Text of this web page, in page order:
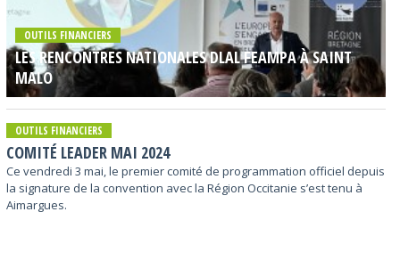
OUTILS FINANCIERS
LES RENCONTRES NATIONALES DLAL FEAMPA À SAINT
MALO
OUTILS FINANCIERS
COMITÉ LEADER MAI 2024
Ce vendredi 3 mai, le premier comité de programmation officiel depuis
la signature de la convention avec la Région Occitanie s’est tenu à
Aimargues.